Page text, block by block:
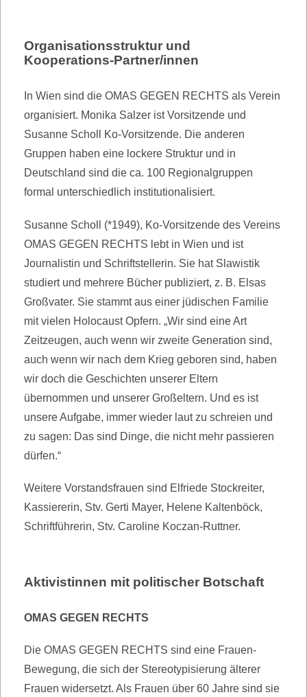
Organisationsstruktur und
Kooperations-Partner/innen
In Wien sind die OMAS GEGEN RECHTS als Verein
organisiert. Monika Salzer ist Vorsitzende und
Susanne Scholl Ko-Vorsitzende. Die anderen
Gruppen haben eine lockere Struktur und in
Deutschland sind die ca. 100 Regionalgruppen
formal unterschiedlich institutionalisiert.
Susanne Scholl (*1949), Ko-Vorsitzende des Vereins
OMAS GEGEN RECHTS lebt in Wien und ist
Journalistin und Schriftstellerin. Sie hat Slawistik
studiert und mehrere Bücher publiziert, z. B. Elsas
Großvater. Sie stammt aus einer jüdischen Familie
mit vielen Holocaust Opfern. „Wir sind eine Art
Zeitzeugen, auch wenn wir zweite Generation sind,
auch wenn wir nach dem Krieg geboren sind, haben
wir doch die Geschichten unserer Eltern
übernommen und unserer Großeltern. Und es ist
unsere Aufgabe, immer wieder laut zu schreien und
zu sagen: Das sind Dinge, die nicht mehr passieren
dürfen.“
Weitere Vorstandsfrauen sind Elfriede Stockreiter,
Kassiererin, Stv. Gerti Mayer, Helene Kaltenböck,
Schriftführerin, Stv. Caroline Koczan-Ruttner.
Aktivistinnen mit politischer Botschaft
OMAS GEGEN RECHTS
Die OMAS GEGEN RECHTS sind eine Frauen-
Bewegung, die sich der Stereotypisierung älterer
Frauen widersetzt. Als Frauen über 60 Jahre sind sie